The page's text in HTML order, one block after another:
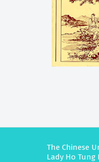
The Chinese
Lady Ho Tung